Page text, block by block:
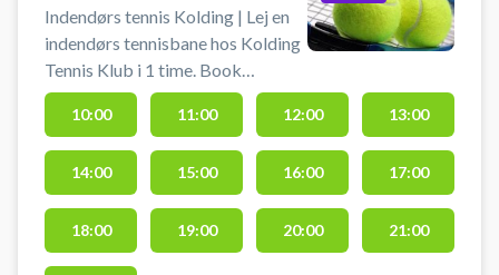
Indendørs tennis Kolding | Lej en
indendørs tennisbane hos Kolding
Tennis Klub i 1 time. Book
tennisbane og spil tennis
indendørs i Kolding. Medbring
selv bolde og ketchere.
10:00 11:00 12:00 13:00
14:00 15:00 16:00 17:00
18:00 19:00 20:00 21:00